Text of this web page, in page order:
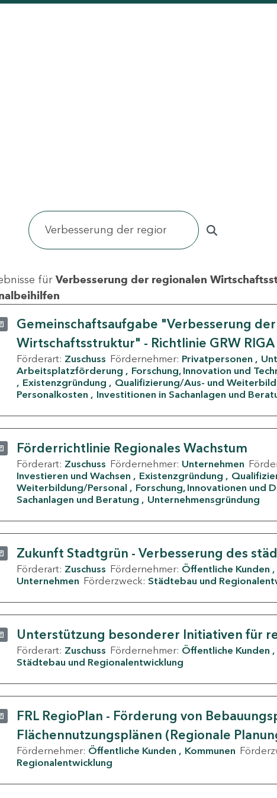
für Verbesserung der regionalen
Gemeinschaftsaufgabe "Verbesserung
Wirtschaftsstruktur" - Richtlinie GRW RIGA
Förderart: Zuschuss Fördernehmer: Privatpersonen
Arbeitsplatzförderung
Forschung, Innovation und
Existenzgründung
Qualifizierung/Aus- und
Personalkosten
Investitionen in Sachanlagen und
Förderrichtlinie Regionales Wachstum
Förderart: Zuschuss Fördernehmer: Unternehmen
Investieren und Wachsen
Existenzgründung
Weiterbildung/Personal
Forschung, Innovationen und
Sachanlagen und Beratung
Unternehmensgründung
Zukunft Stadtgrün - Verbesserung des
Förderart: Zuschuss Fördernehmer: Öffentliche Kunden
Unternehmen Förderzweck: Städtebau und
Unterstützung besonderer Initiativen für
Förderart: Zuschuss Fördernehmer: Öffentliche Kunden
Städtebau und Regionalentwicklung
FRL RegioPlan - Förderung von
Flächennutzungsplänen (Regionale
Fördernehmer: Öffentliche Kunden Kommunen
Regionalentwicklung